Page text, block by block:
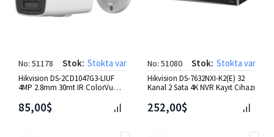
No: 51178 Stok: Stokta var
Hikvision DS-2CD1047G3-LIUF
4MP 2.8mm 30mt IR ColorVu
85,00$
No: 51080 Stok: Stokta var
Hikvision DS-7632NXI-K2(E) 32
Kanal 2 Sata 4K NVR Kayıt Cihazı
252,00$